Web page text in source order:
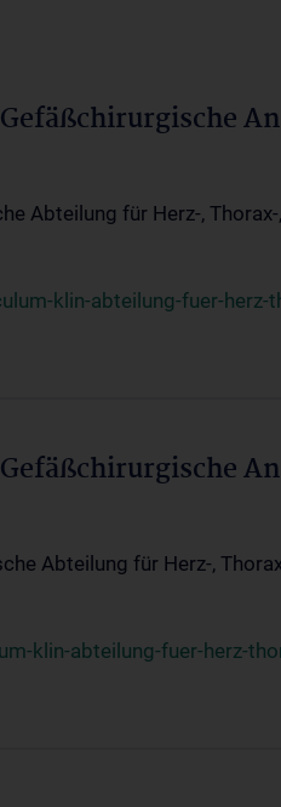
Abteilung für Herz-,
klin-abteilung-fuer-herz-
Abteilung für Herz-,
klin-abteilung-fuer-herz-